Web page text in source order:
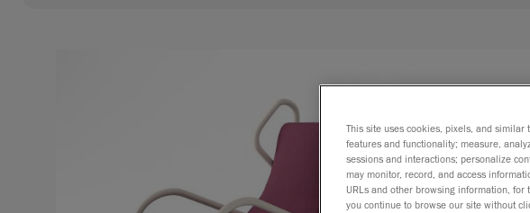
This site uses cookies, pixels, and
features and functionality; measure,
sessions and interactions; personalize
may monitor, record, and access
URLs and other browsing information, for
you continue to browse our site without